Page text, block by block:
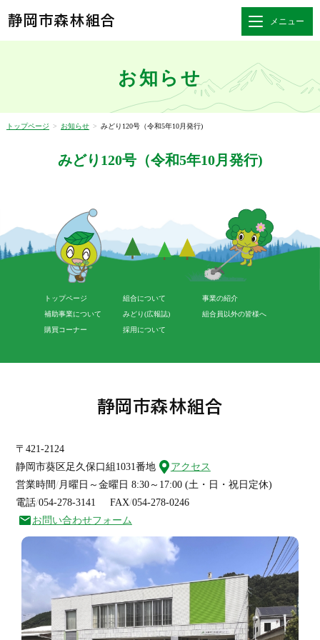
静岡市森林組合 メニュー
お知らせ
トップページ > お知らせ > みどり120号（令和5年10月発行)
みどり120号（令和5年10月発行)
トップページ 組合について
事業の紹介
補助事業について
みどり(広報誌)
組合員以外の皆様へ
購買コーナー
採用について
静岡市森林組合
〒421-2124
静岡市葵区足久保口組1031番地
アクセス
営業時間 月曜日～金曜日 8:30～17:00 (土・日・祝日定休)
電話 054-278-3141 FAX 054-278-0246
お問い合わせフォーム